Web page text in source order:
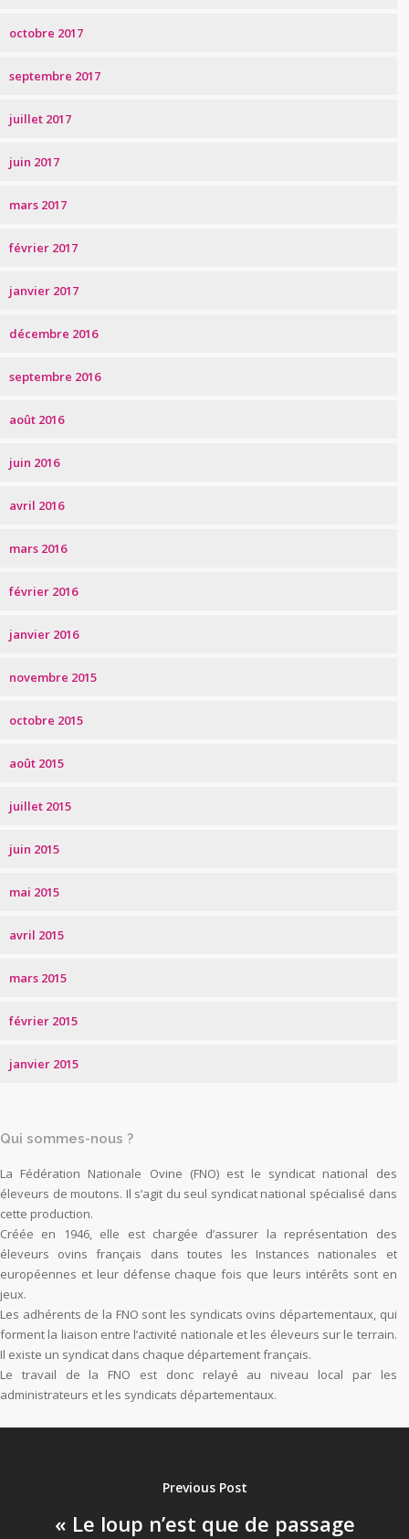
octobre 2017
septembre 2017
juillet 2017
juin 2017
mars 2017
février 2017
janvier 2017
décembre 2016
septembre 2016
août 2016
juin 2016
avril 2016
mars 2016
février 2016
janvier 2016
novembre 2015
octobre 2015
août 2015
juillet 2015
juin 2015
mai 2015
avril 2015
mars 2015
février 2015
janvier 2015
Qui sommes-nous ?
La Fédération Nationale Ovine (FNO) est le syndicat national des
éleveurs de moutons. Il s’agit du seul syndicat national spécialisé dans
cette production.
Créée en 1946, elle est chargée d’assurer la représentation des
éleveurs ovins français dans toutes les Instances nationales et
européennes et leur défense chaque fois que leurs intérêts sont en
jeux.
Les adhérents de la FNO sont les syndicats ovins départementaux, qui
forment la liaison entre l’activité nationale et les éleveurs sur le terrain.
Il existe un syndicat dans chaque département français.
Le travail de la FNO est donc relayé au niveau local par les
administrateurs et les syndicats départementaux.
Previous Post
« Le loup n’est que de passage